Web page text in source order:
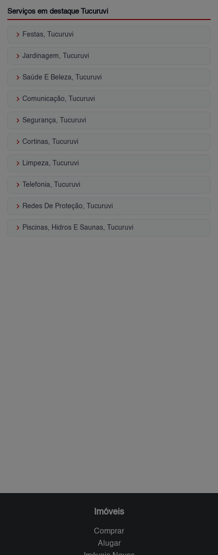
Serviços em destaque Tucuruvi
keyboard_arrow_right Festas, Tucuruvi
keyboard_arrow_right Jardinagem, Tucuruvi
keyboard_arrow_right Saúde E Beleza, Tucuruvi
keyboard_arrow_right Comunicação, Tucuruvi
keyboard_arrow_right Segurança, Tucuruvi
keyboard_arrow_right Cortinas, Tucuruvi
keyboard_arrow_right Limpeza, Tucuruvi
keyboard_arrow_right Telefonia, Tucuruvi
keyboard_arrow_right Redes De Proteção, Tucuruvi
keyboard_arrow_right Piscinas, Hidros E Saunas, Tucuruvi
Imóveis
Comprar
Alugar